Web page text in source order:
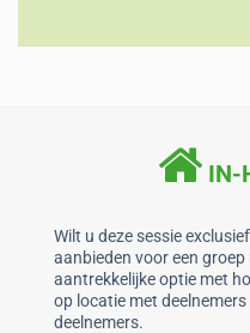
IN-
Wilt u deze sessie
aanbieden voor een groep
aantrekkelijke optie met
op locatie met
deelnemers.